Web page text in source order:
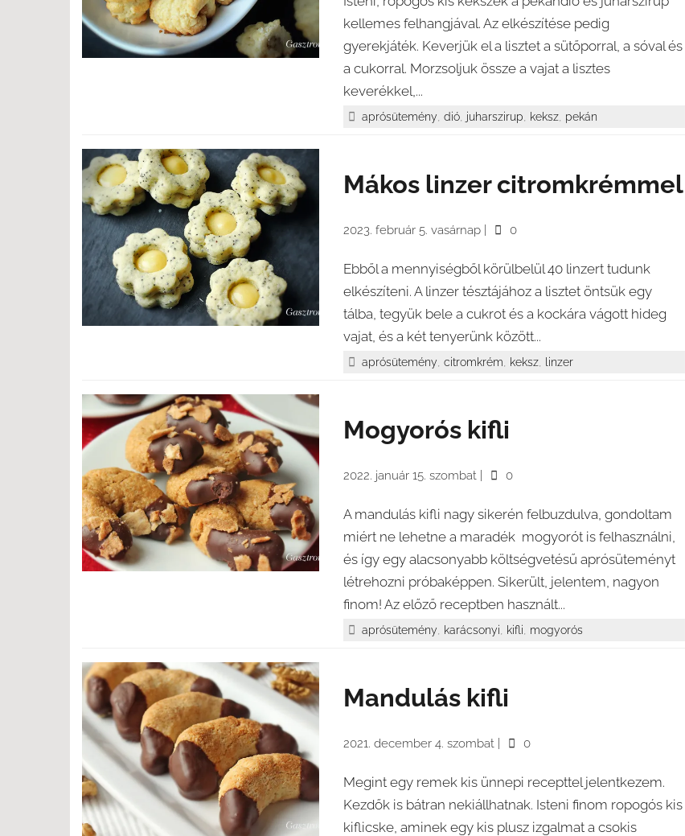
kellemes felhangjával. Az elkészítése pedig
gyerekjáték. Keverjük el a lisztet a sütőporral, a sóval és
a cukorral. Morzsoljuk össze a vajat a lisztes
keverékkel,...
aprósütemény,dió, juharszirup, keksz, pekán
Mákos linzer citromkrémmel
2023. február 5. vasárnap 0
Ebből a mennyiségből körülbelül 40 linzert tudunk
elkészíteni. A linzer tésztájához a lisztet öntsük egy
tálba, tegyük bele a cukrot és a kockára vágott hideg
vajat, és a két tenyerünk között...
aprósütemény,citromkrém, keksz, linzer
Mogyorós kifli
2022. január 15. szombat 0
A mandulás kifli nagy sikerén felbuzdulva, gondoltam
miért ne lehetne a maradék mogyorót is felhasználni,
és így egy alacsonyabb költségvetésű aprósüteményt
létrehozni próbaképpen. Sikerült, jelentem, nagyon
finom! Az előző receptben használt...
aprósütemény, karácsonyi, kifli, mogyorós
Mandulás kifli
2021. december 4. szombat 0
Megint egy remek kis ünnepi recepttel jelentkezem.
Kezdők is bátran nekiállhatnak. Isteni finom ropogós kis
kiflicske, aminek egy kis plusz izgalmat a csokis